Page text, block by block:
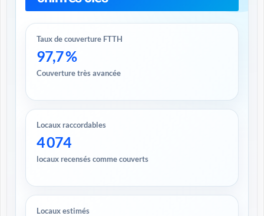
Taux de couverture FTTH
97,7 %
Couverture très avancée
Locaux raccordables
4 074
locaux recensés comme couverts
Locaux estimés